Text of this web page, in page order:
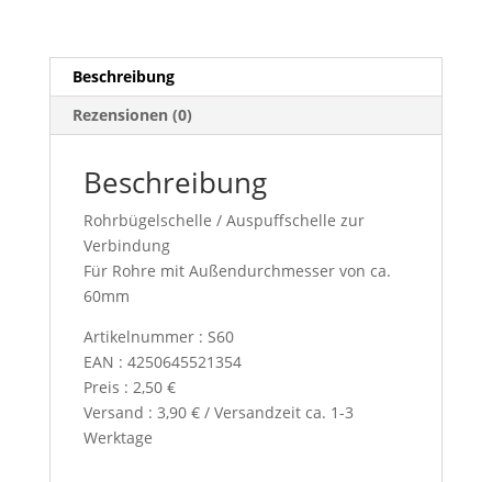
Beschreibung
Rezensionen (0)
Beschreibung
Rohrbügelschelle / Auspuffschelle zur
Verbindung
Für Rohre mit Außendurchmesser von ca.
60mm
Artikelnummer : S60
EAN : 4250645521354
Preis : 2,50 €
Versand : 3,90 € / Versandzeit ca. 1-3
Werktage